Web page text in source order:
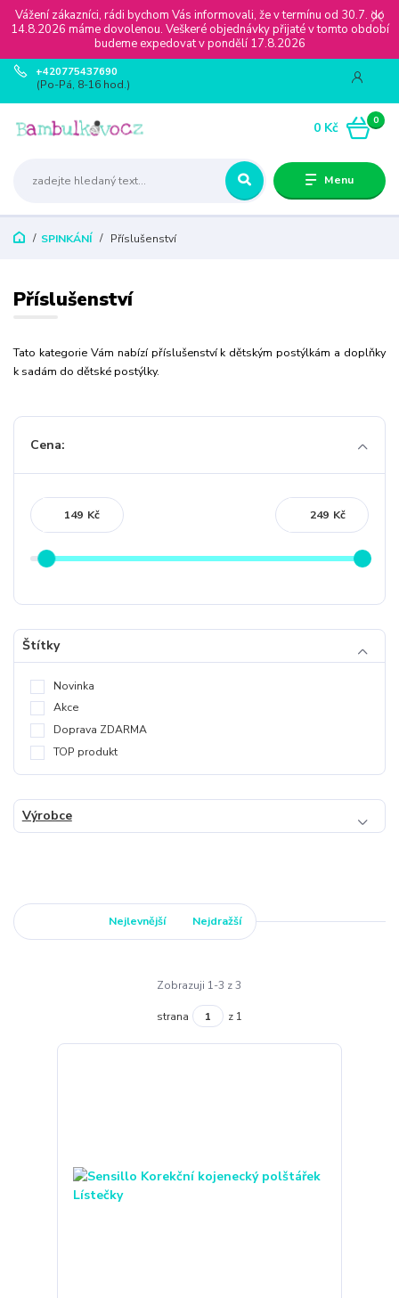
Vážení zákazníci, rádi bychom Vás informovali, že v termínu od 30.7. do
14.8.2026 máme dovolenou. Veškeré objednávky přijaté v tomto období
budeme expedovat v pondělí 17.8.2026
Menu
+420775437690
(Po-Pá, 8-16 hod.)
0
0 Kč
SPINKÁNÍ Příslušenství
Příslušenství
Tato kategorie Vám nabízí příslušenství k dětským postýlkám a doplňky
k sadám do dětské postýlky.
Cena:
Kč Kč
Štítky
Novinka
Akce
Doprava ZDARMA
TOP produkt
Výrobce
Nejlevnější Nejdražší
Zobrazuji 1-3 z 3
strana z 1